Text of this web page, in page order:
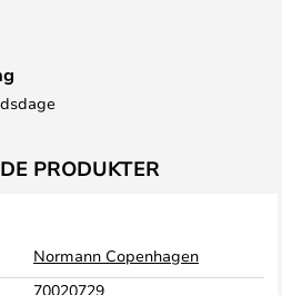
PRODUKTER
Normann Copenhagen
70020729